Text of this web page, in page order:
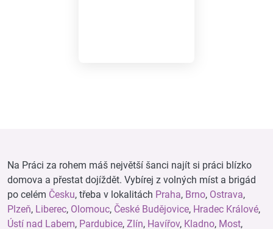
Na Práci za rohem máš největší šanci najít si práci blízko
domova a přestat dojíždět. Vybírej z volných míst a brigád
po celém Česku, třeba v lokalitách Praha, Brno, Ostrava,
Plzeň, Liberec, Olomouc, České Budějovice, Hradec Králové,
Ústí nad Labem, Pardubice, Zlín, Havířov, Kladno, Most,